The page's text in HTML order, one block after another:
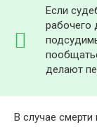
Если
рабочего
делают
В случае